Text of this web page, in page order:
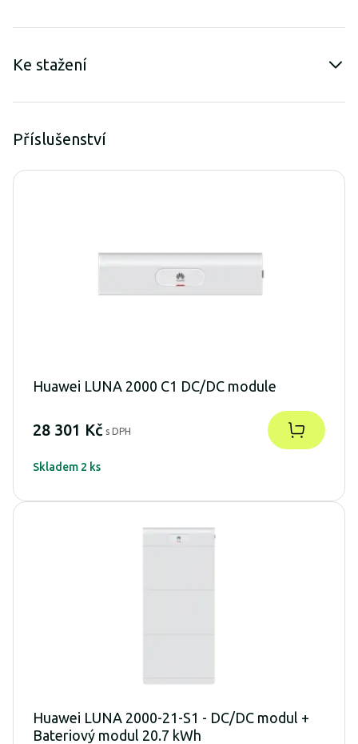
Ke stažení
Příslušenství
Huawei LUNA 2000 C1 DC/DC module
28 301 Kč s DPH
Skladem 2 ks
Huawei LUNA 2000-21-S1 - DC/DC modul +
Bateriový modul 20.7 kWh